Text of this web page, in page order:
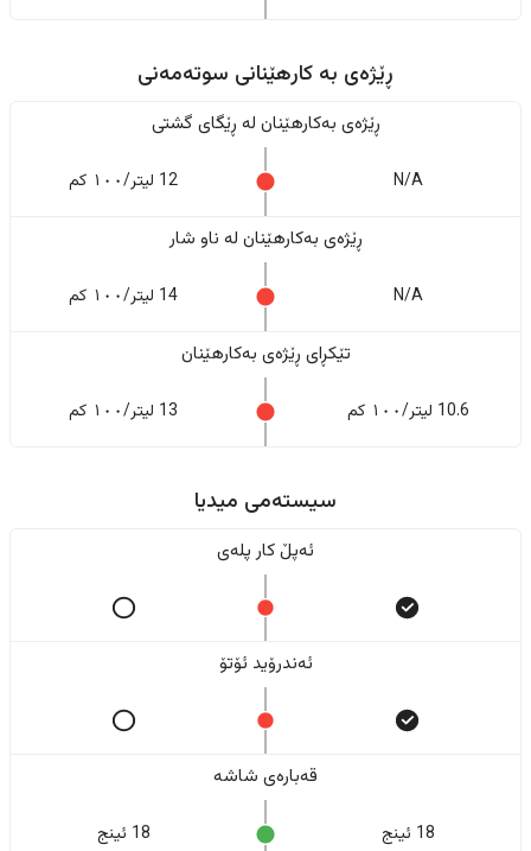
ڕێژەى به کارهێنانی سوتەمەنی
ڕێژەى بەکارهێنان له ڕێگای گشتی
N/A 12 لیتر/١٠٠ کم
ڕێژەى بەکارهێنان له ناو شار
N/A 14 لیتر/١٠٠ کم
تێکڕای ڕێژەى بەکارهێنان
10.6 لیتر/١٠٠ کم 13 لیتر/١٠٠ کم
سیستەمی میدیا
ئەپڵ کار پلەی
ئەندرۆید ئۆتۆ
قەبارەی شاشە
18 ئینج 18 ئینج